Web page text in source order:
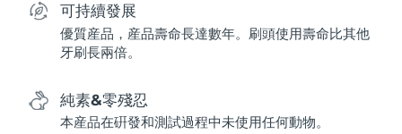
可持續發展
優質産品，産品壽命長達數年。刷頭使用壽命比其他
牙刷長兩倍。
純素&零殘忍
本産品在硏發和測試過程中未使用任何動物。